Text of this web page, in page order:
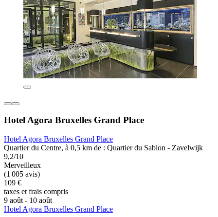
Hotel Agora Bruxelles Grand Place
Hotel Agora Bruxelles Grand Place
Quartier du Centre, à 0,5 km de : Quartier du Sablon - Zavelwijk
9,2/10
Merveilleux
(1 005 avis)
109 €
taxes et frais compris
9 août - 10 août
Hotel Agora Bruxelles Grand Place